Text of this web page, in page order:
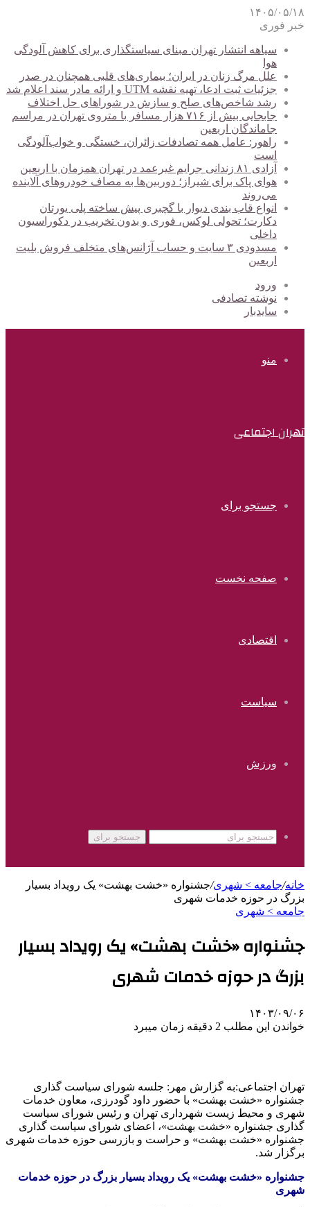
۱۴۰۵/۰۵/۱۸
خبر فوری
سیاهه انتشار تهران مبنای سیاستگذاری برای کاهش آلودگی
هوا
علل مرگ زنان در ایران؛ بیماری‌های قلبی همچنان در صدر
جزئیات ثبت ادعا، تهیه نقشه UTM و ارائه مادر سند اعلام شد
رشد شاخص‌های صلح و سازش در شوراهای حل اختلاف
جابجایی بیش از ۷۱۶ هزار مسافر با متروی تهران در مراسم
جاماندگان اربعین
راهور: عامل همه تصادفات زائران، خستگی و خواب‌آلودگی
است
آزادی ۸۱ زندانی جرایم غیرعمد در تهران همزمان با اربعین
هوای پاک برای شیراز؛ دوربین‌ها به مصاف خودروهای آلاینده
می‌روند
انواع قاب بندی دیوار با گچبری پیش ساخته پلی یورتان
دکارت؛ تحولی لوکس، فوری و بدون تخریب در دکوراسیون
داخلی
مسدودی ۳ سایت و حساب آژانس‌های متخلف فروش بلیت
اربعین
ورود
نوشته تصادفی
سایدبار
منو
تهران اجتماعی
جستجو برای
صفحه نخست
اقتصادی
سیاست
ورزش
جستجو برای
خانه/جامعه > شهری/جشنواره «خشت بهشت» یک رویداد بسیار
بزرگ در حوزه خدمات شهری
جامعه > شهری
جشنواره «خشت بهشت» یک رویداد بسیار
بزرگ در حوزه خدمات شهری
۱۴۰۳/۰۹/۰۶
خواندن این مطلب 2 دقیقه زمان میبرد
تهران اجتماعی:به گزارش مهر: جلسه شورای سیاست گذاری
جشنواره «خشت بهشت» با حضور داود گودرزی، معاون خدمات
شهری و محیط زیست شهرداری تهران و رئیس شورای سیاست
گذاری جشنواره «خشت بهشت»، اعضای شورای سیاست گذاری
جشنواره «خشت بهشت» و حراست و بازرسی حوزه خدمات شهری
برگزار شد.
جشنواره «خشت بهشت» یک رویداد بسیار بزرگ در حوزه خدمات
شهری